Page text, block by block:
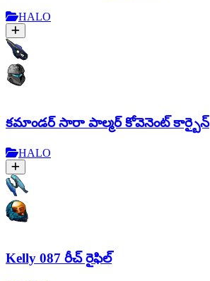
HALO
కమాండర్ సారా పాల్మర్ కోవెనెంట్ కార్బైన్
HALO
Kelly 087 రీచ్ రైఫిల్